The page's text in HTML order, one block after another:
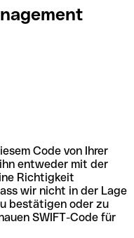
Code von Ihrer
entweder mit der
Richtigkeit
wir nicht in der Lage
bestätigen oder zu
SWIFT-Code für